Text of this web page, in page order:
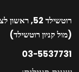
רוטשילד 52, ראשון לציון
(מול קניון רוטשילד)
03-5537731